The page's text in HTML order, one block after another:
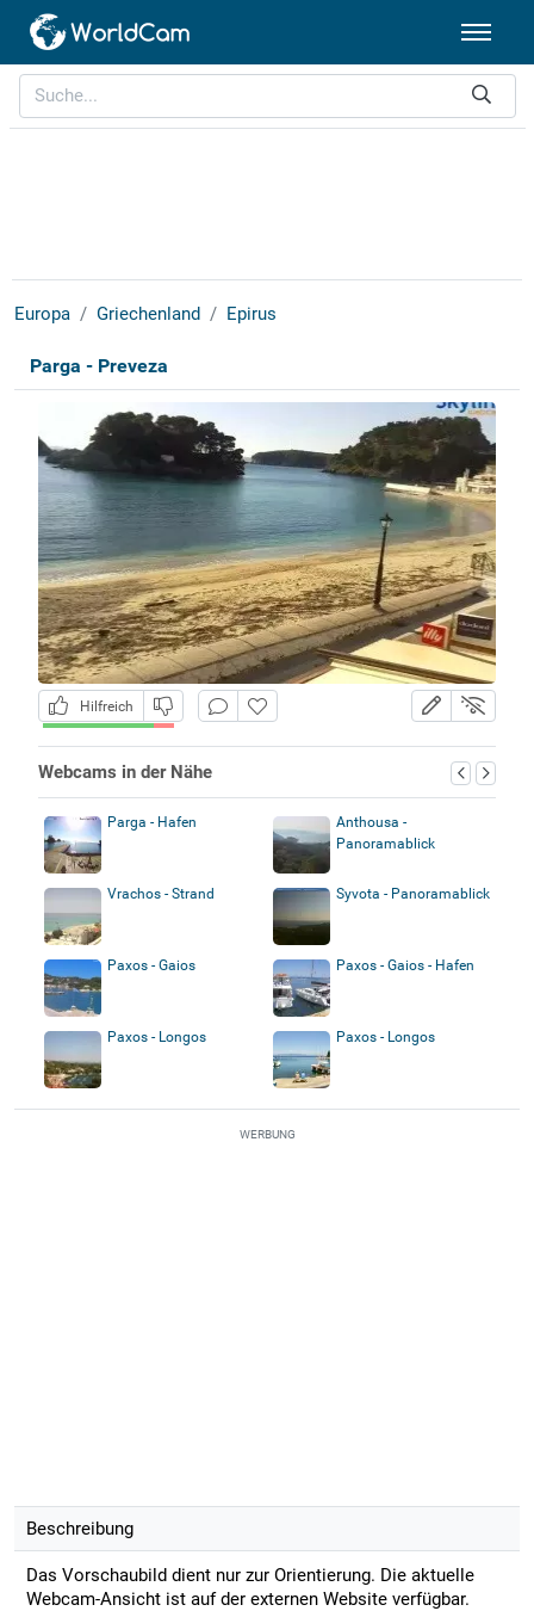
Europa Griechenland Epirus
Parga - Preveza
Hilfreich
Webcams in der Nähe
Parga - Hafen
Anthousa -
Panoramablick
Vrachos - Strand Syvota - Panoramablick
Paxos - Gaios Paxos - Gaios - Hafen
Paxos - Longos Paxos - Longos
WERBUNG
Beschreibung
Das Vorschaubild dient nur zur Orientierung. Die aktuelle
Webcam-Ansicht ist auf der externen Website verfügbar.